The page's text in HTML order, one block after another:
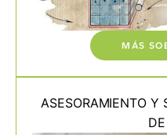
MÁS
ASESORAMIENTO Y